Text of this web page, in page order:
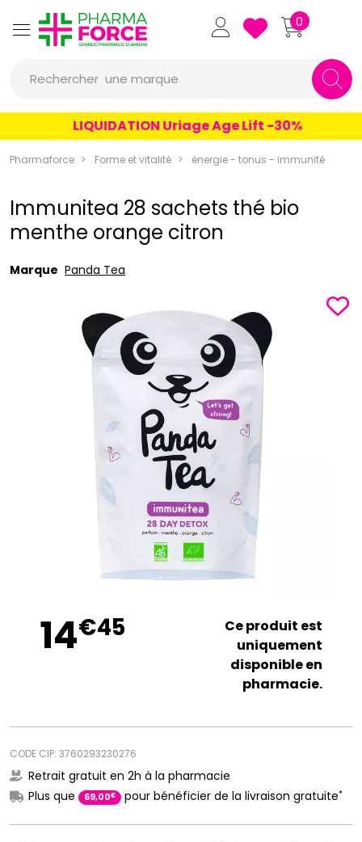
Pharmaforce Grande Pharmacie
0
Rechercher
un conseil
un produit
une marque
LIQUIDATION Uriage Age Lift -30%
Pharmaforce Forme et vitalité énergie - tonus - immunité
Immunitea 28 sachets thé bio
menthe orange citron
Marque Panda Tea
14€45
Ce produit est
uniquement
disponible en
pharmacie.
CODE CIP: 3760293230276
Retrait gratuit en 2h à la pharmacie
Plus que
69,00€ pour bénéficier de la livraison gratuite*